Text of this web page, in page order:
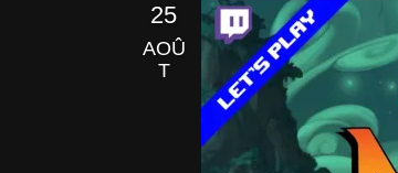
25
AOÛ
T